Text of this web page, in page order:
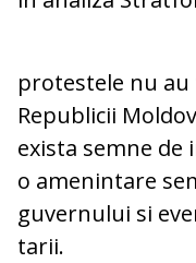
protestele nu
Republicii
exista semne de
o amenintare
guvernului si
tarii.